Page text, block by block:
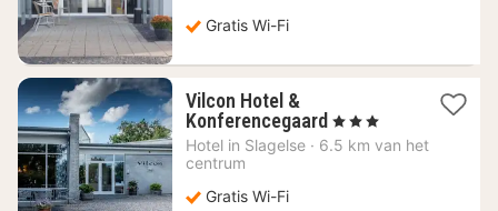
Gratis Wi-Fi
Vilcon Hotel &
Konferencegaard 1
nacht
, 3 Sterren
Hotel in Slagelse · 6.5 km van het
centrum
Gratis Wi-Fi